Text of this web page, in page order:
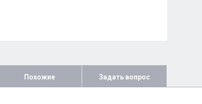
Похожие Задать вопрос